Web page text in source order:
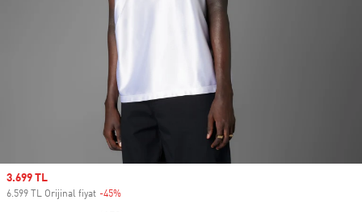
Sale price
3.699 TL
6.599 TL Orijinal fiyat -45%